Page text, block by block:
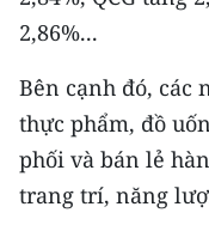
NHÂN DÂN HẰNG
MUA BÁO
ĐỌC BÁO IN
2,86%...
Bên cạnh đó, các
thực phẩm, đồ
phối và bán lẻ
trang trí, năng